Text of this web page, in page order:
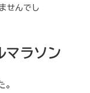
せんでし
マラソン